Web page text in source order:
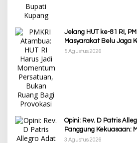
Jelang HUT ke-81 RI,
Masyarakat Belu Jaga
Provokasi
5 Agustus 2026
Opini: Rev. D Patris
Panggung Kekuasaan:
dari Politik Simbolik
3 Agustus 2026